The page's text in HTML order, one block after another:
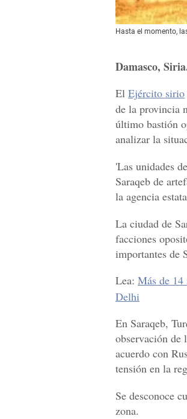
Hasta el momento,
Damasco,
El Ejército sirio
de la provincia
último bastión
analizar la
'Las unidades
Saraqeb de
la agencia
La ciudad de
facciones
importantes de
Lea: Más de
Delhi
En Saraqeb,
observación de
acuerdo con
tensión en la
Se desconoce
zona.